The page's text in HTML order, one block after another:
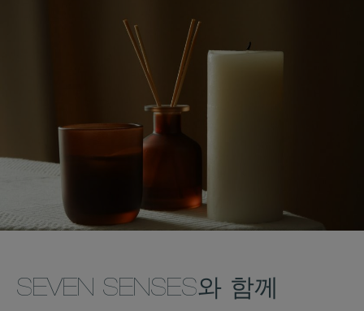
SEVEN SENSES와 함께